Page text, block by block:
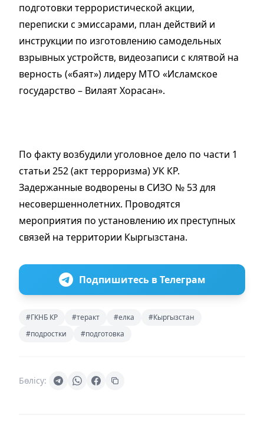
подготовки террористической акции,
переписки с эмиссарами, план действий и
инструкции по изготовлению самодельных
взрывных устройств, видеозаписи с клятвой на
верность («баят») лидеру МТО «Исламское
государство – Вилаят Хорасан».
По факту возбудили уголовное дело по части 1
статьи 252 (акт терроризма) УК КР.
Задержанные водворены в СИЗО № 53 для
несовершеннолетних. Проводятся
мероприятия по установлению их преступных
связей на территории Кыргызстана.
Подпишитесь в Телеграм
#ГКНБ КР #теракт #елка
#Кыргызстан
#подростки
#подготовка
Бөлісу: